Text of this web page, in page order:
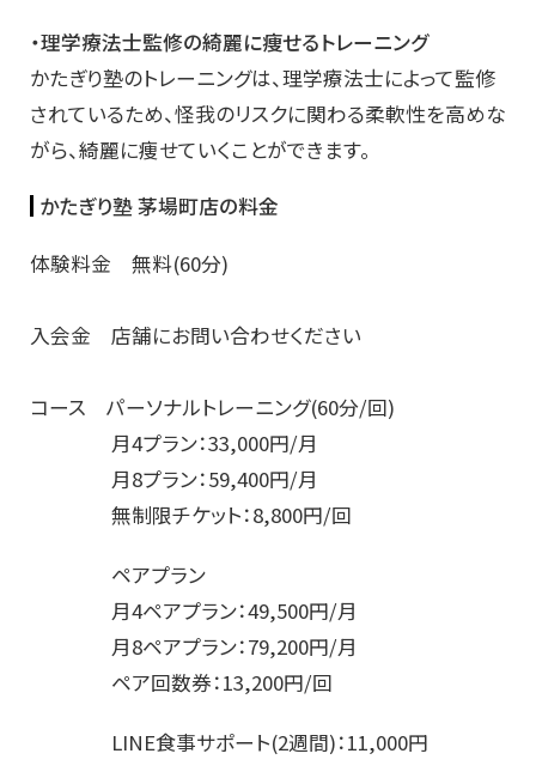
・理学療法士監修の綺麗に痩せるトレーニング
かたぎり塾のトレーニングは、理学療法士によって監修
されているため、怪我のリスクに関わる柔軟性を高めな
がら、綺麗に痩せていくことができます。
かたぎり塾 茅場町店の料金
体験料金 無料(60分)
入会金 店舗にお問い合わせください
コース パーソナルトレーニング(60分/回)
月4プラン：33,000円/月
月8プラン：59,400円/月
無制限チケット：8,800円/回
ペアプラン
月4ペアプラン：49,500円/月
月8ペアプラン：79,200円/月
ペア回数券：13,200円/回
LINE食事サポート(2週間)：11,000円